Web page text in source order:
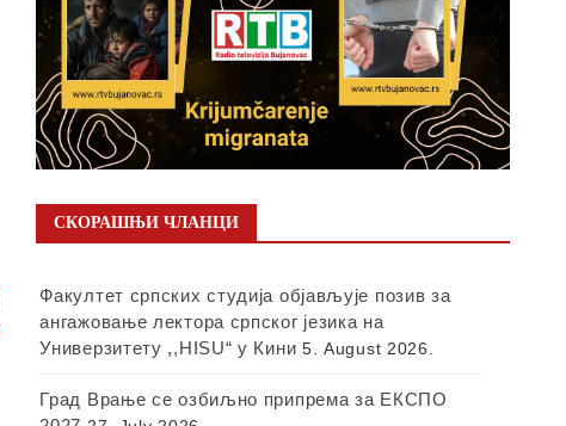
СКОРАШЊИ ЧЛАНЦИ
Факултет српских студија објављује позив за
ангажовање лектора српског језика на
Универзитету ,,HISU“ у Кини 5. August 2026.
Град Врање се озбиљно припрема за ЕКСПО